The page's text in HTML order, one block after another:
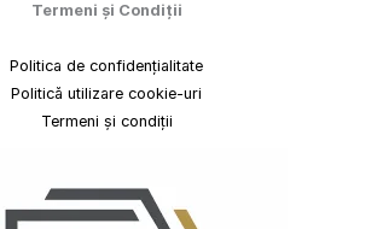
Termeni și Condiții
Politica de confidențialitate
Politică utilizare cookie-uri
Termeni și condiții